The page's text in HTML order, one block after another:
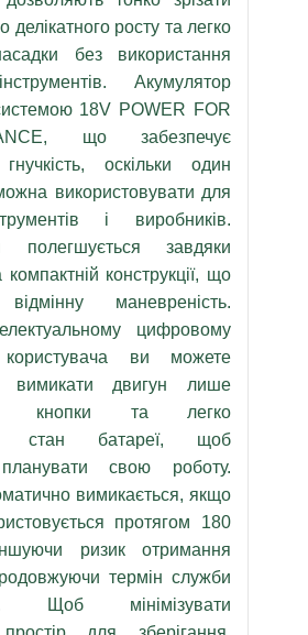
делікатного росту та легко
без використання
Акумулятор
18V POWER FOR
що забезпечує
оскільки один
використовувати для
і виробників.
полегшується завдяки
компактній конструкції, що
маневреність.
цифровому
користувача ви можете
вимикати двигун лише
кнопки та легко
стан батареї, щоб
планувати свою роботу.
вимикається, якщо
протягом 180
ризик отримання
термін служби
Щоб мінімізувати